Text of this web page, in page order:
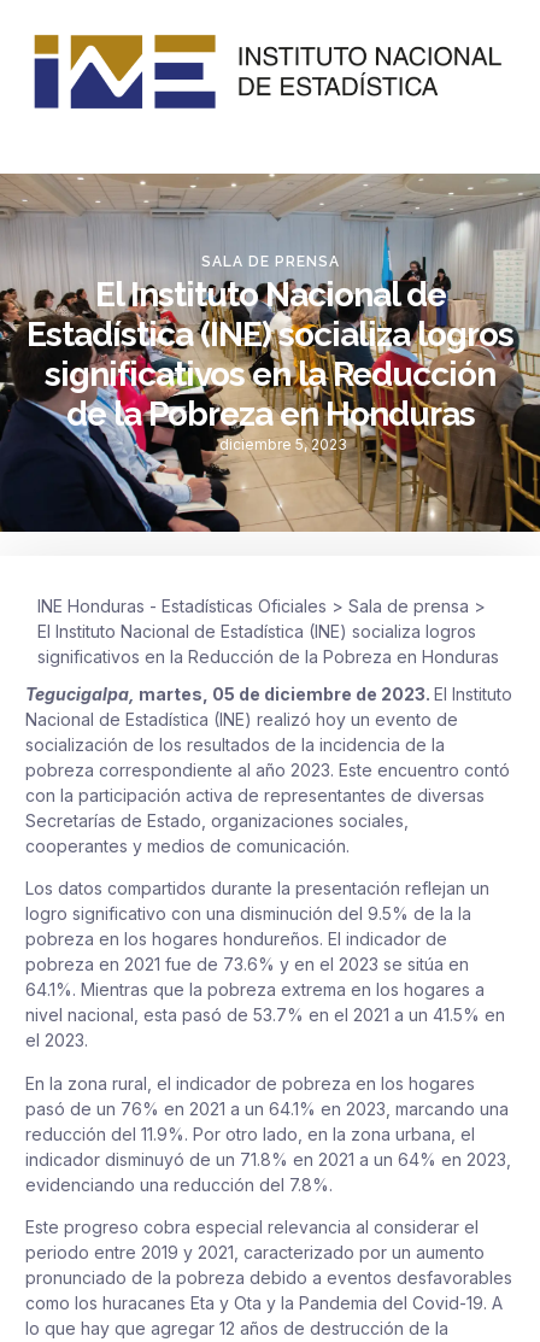
SALA DE PRENSA
El Instituto Nacional de
Estadística (INE) socializa logros
significativos en la Reducción
de la Pobreza en Honduras
diciembre 5, 2023
INE Honduras - Estadísticas Oficiales > Sala de prensa >
El Instituto Nacional de Estadística (INE) socializa logros
significativos en la Reducción de la Pobreza en Honduras
Tegucigalpa, martes, 05 de diciembre de 2023. El Instituto
Nacional de Estadística (INE) realizó hoy un evento de
socialización de los resultados de la incidencia de la
pobreza correspondiente al año 2023. Este encuentro contó
con la participación activa de representantes de diversas
Secretarías de Estado, organizaciones sociales,
cooperantes y medios de comunicación.
Los datos compartidos durante la presentación reflejan un
logro significativo con una disminución del 9.5% de la la
pobreza en los hogares hondureños. El indicador de
pobreza en 2021 fue de 73.6% y en el 2023 se sitúa en
64.1%. Mientras que la pobreza extrema en los hogares a
nivel nacional, esta pasó de 53.7% en el 2021 a un 41.5% en
el 2023.
En la zona rural, el indicador de pobreza en los hogares
pasó de un 76% en 2021 a un 64.1% en 2023, marcando una
reducción del 11.9%. Por otro lado, en la zona urbana, el
indicador disminuyó de un 71.8% en 2021 a un 64% en 2023,
evidenciando una reducción del 7.8%.
Este progreso cobra especial relevancia al considerar el
periodo entre 2019 y 2021, caracterizado por un aumento
pronunciado de la pobreza debido a eventos desfavorables
como los huracanes Eta y Ota y la Pandemia del Covid-19. A
lo que hay que agregar 12 años de destrucción de la